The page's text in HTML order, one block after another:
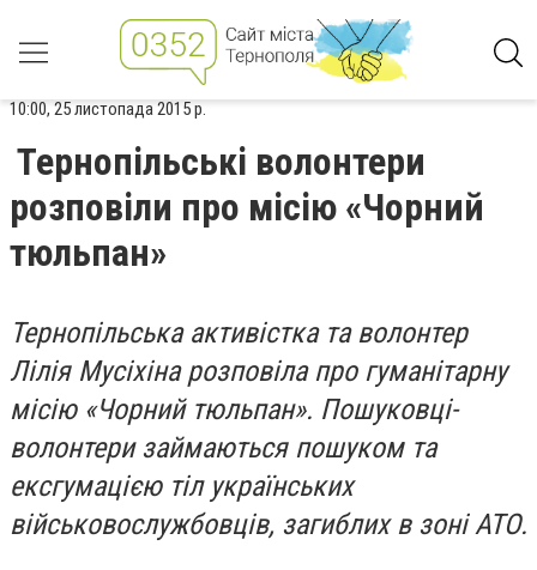
10:00, 25 листопада 2015 р.
Тернопільські волонтери
розповіли про місію «Чорний
тюльпан»
Тернопільська активістка та волонтер
Лілія Мусіхіна розповіла про гуманітарну
місію «Чорний тюльпан». Пошуковці-
волонтери займаються пошуком та
ексгумацією тіл українських
військовослужбовців, загиблих в зоні АТО.